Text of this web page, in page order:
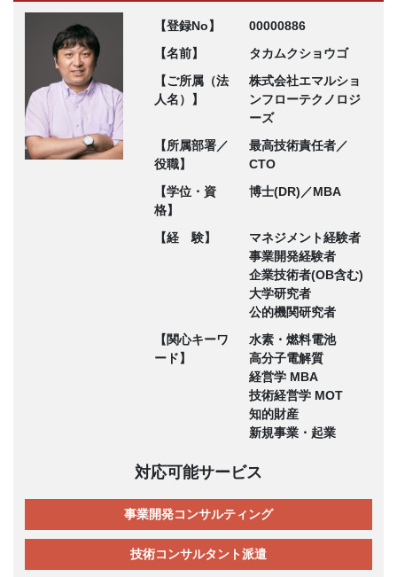
【登録No】
00000886
【名前】
タカムクショウゴ
【ご所属（法
人名）】
株式会社エマルショ
ンフローテクノロジ
ーズ
【所属部署／
役職】
最高技術責任者／
CTO
【学位・資
格】
博士(DR)／MBA
【経 験】
マネジメント経験者
事業開発経験者
企業技術者(OB含む)
大学研究者
公的機関研究者
【関心キーワ
ード】
水素・燃料電池
高分子電解質
経営学 MBA
技術経営学 MOT
知的財産
新規事業・起業
対応可能サービス
事業開発コンサルティング
技術コンサルタント派遣